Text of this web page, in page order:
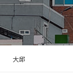
大邱